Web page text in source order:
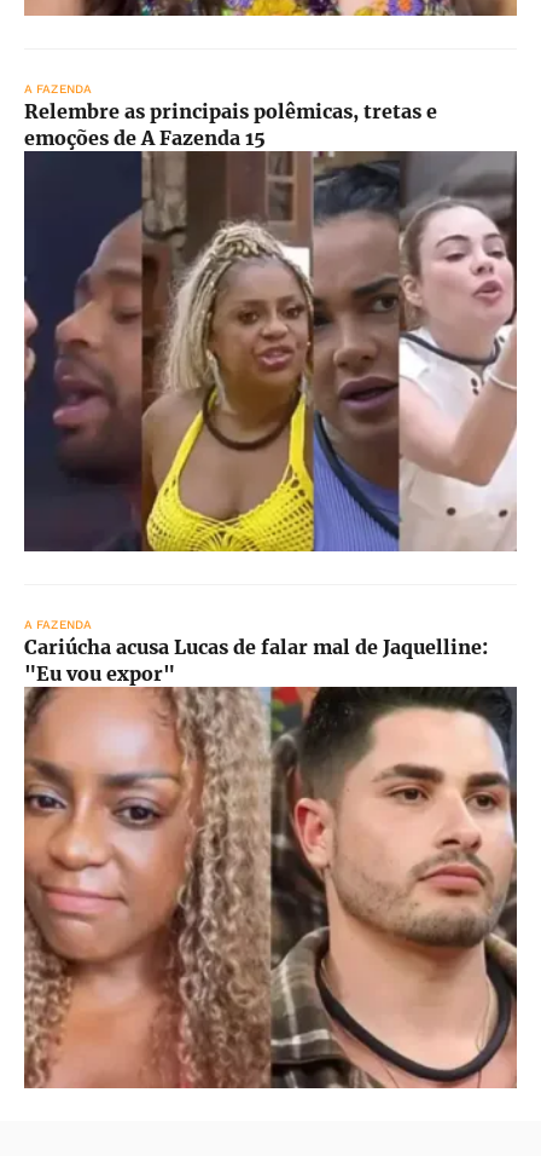
A FAZENDA
Relembre as principais polêmicas, tretas e
emoções de A Fazenda 15
A FAZENDA
Cariúcha acusa Lucas de falar mal de Jaquelline:
"Eu vou expor"